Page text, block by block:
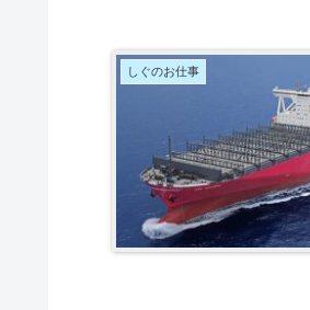
しぐのお仕事